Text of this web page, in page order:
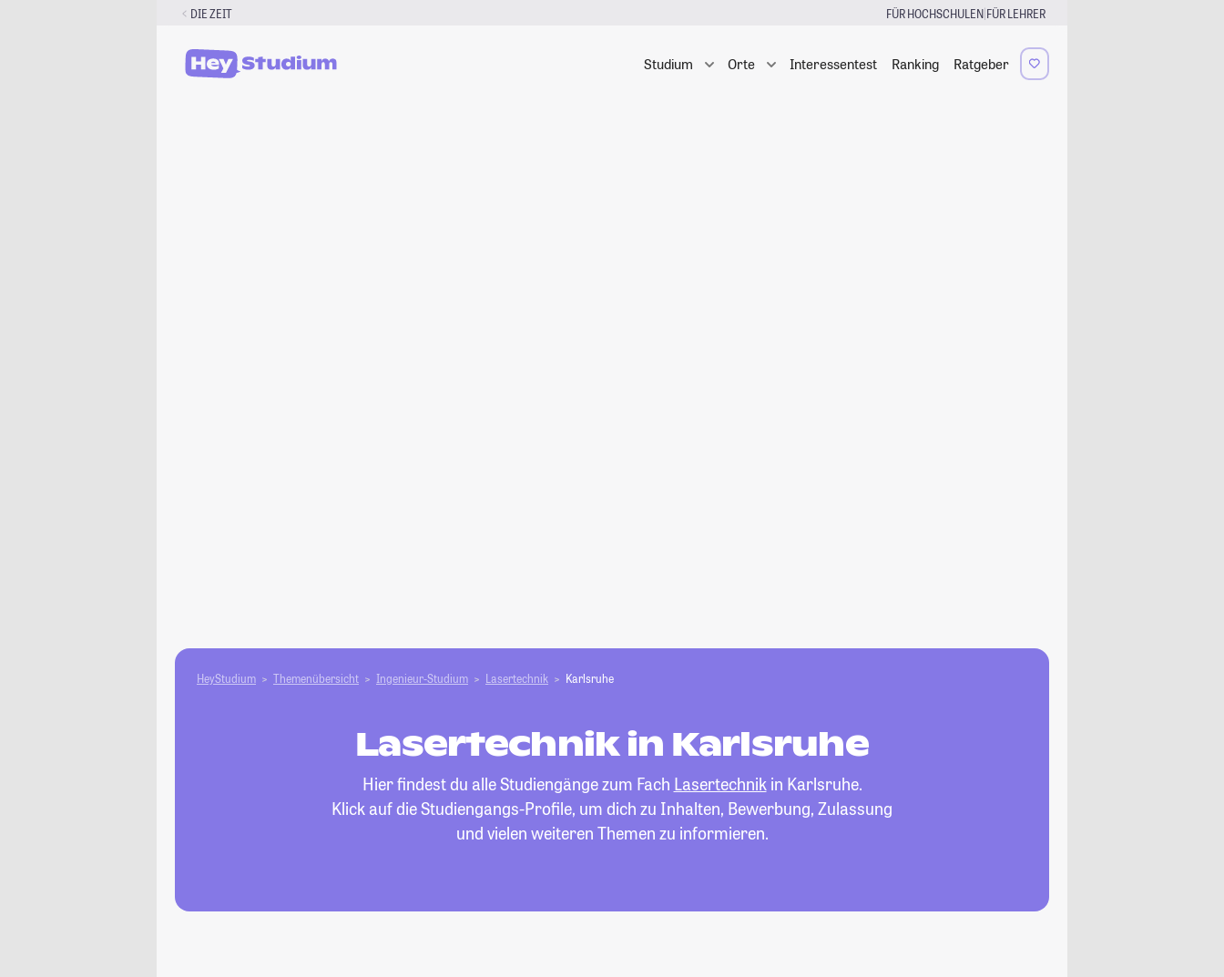
DIE ZEIT FÜR HOCHSCHULEN|FÜR LEHRER
Studium Orte Interessentest Ranking Ratgeber
HeyStudium Themenübersicht Ingenieur-Studium Lasertechnik Karlsruhe
Lasertechnik in Karlsruhe
Hier findest du alle Studiengänge zum Fach Lasertechnikin Karlsruhe.
Klick auf die Studiengangs-Profile, um dich zu Inhalten, Bewerbung, Zulassung
und vielen weiteren Themen zu informieren.